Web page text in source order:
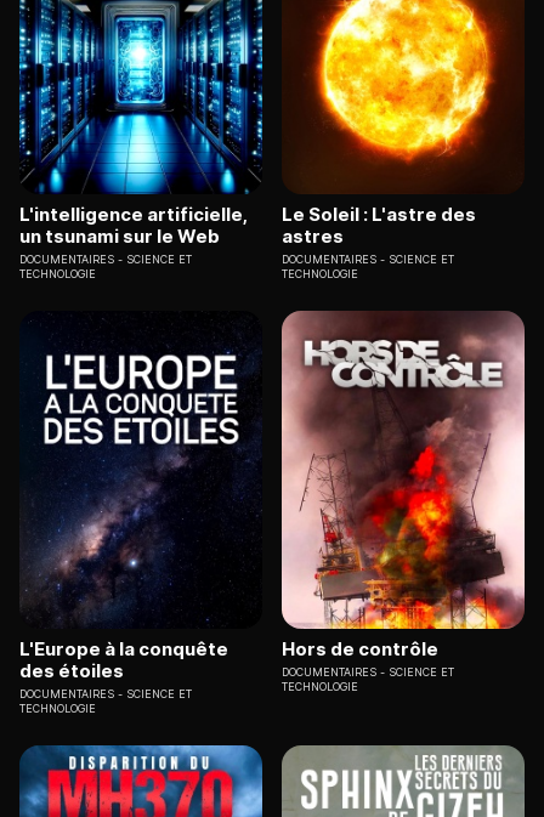
L'intelligence artificielle,
un tsunami sur le Web
DOCUMENTAIRES
SCIENCE ET
TECHNOLOGIE
Le Soleil : L'astre des
astres
DOCUMENTAIRES
SCIENCE ET
TECHNOLOGIE
L'Europe à la conquête
des étoiles
DOCUMENTAIRES
SCIENCE ET
TECHNOLOGIE
Hors de contrôle
DOCUMENTAIRES
SCIENCE ET
TECHNOLOGIE